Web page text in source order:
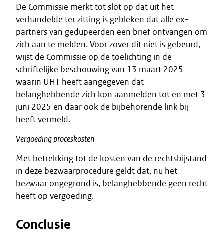
De Commissie merkt tot slot op dat uit het
verhandelde ter zitting is gebleken dat alle ex-
partners van gedupeerden een brief ontvangen om
zich aan te melden. Voor zover dit niet is gebeurd,
wijst de Commissie op de toelichting in de
schriftelijke beschouwing van 13 maart 2025
waarin UHT heeft aangegeven dat
belanghebbende zich kon aanmelden tot en met 3
juni 2025 en daar ook de bijbehorende link bij
heeft vermeld.
Vergoeding proceskosten
Met betrekking tot de kosten van de rechtsbijstand
in deze bezwaarprocedure geldt dat, nu het
bezwaar ongegrond is, belanghebbende geen recht
heeft op vergoeding.
Conclusie